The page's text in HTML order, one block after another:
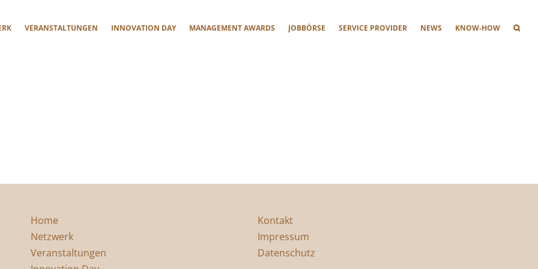
VERANSTALTUNGEN INNOVATION DAY MANAGEMENT AWARDS JOBBÖRSE SERVICE PROVIDER NEWS KNOW-HOW
Home
Netzwerk
Veranstaltungen
Kontakt
Impressum
Datenschutz